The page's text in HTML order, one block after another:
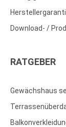
Download- /
RATGEBER
Gewächshaus